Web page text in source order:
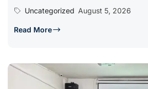
Uncategorized August 5, 2026
Read More